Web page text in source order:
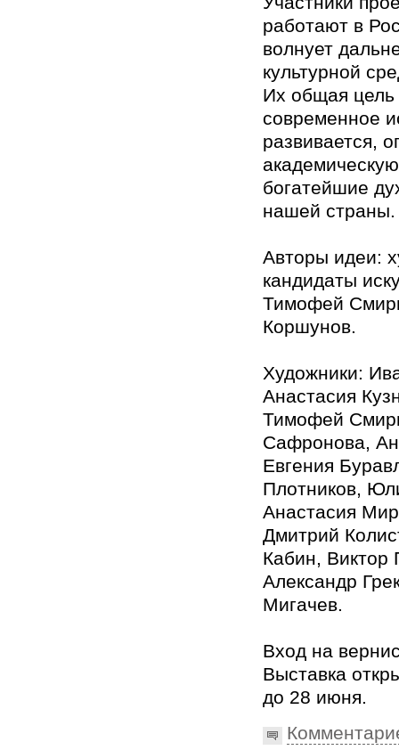
работают в
волнует
культурной
Их общая цель
современное
развивается,
богатейшие
нашей страны.
Авторы идеи:
кандидаты
Тимофей
Коршунов.
Художники:
Анастасия
Тимофей
Сафронова,
Евгения
Плотников,
Анастасия
Дмитрий
Кабин, Виктор
Александр
Мигачев.
Вход на
Выставка
до 28 июня.